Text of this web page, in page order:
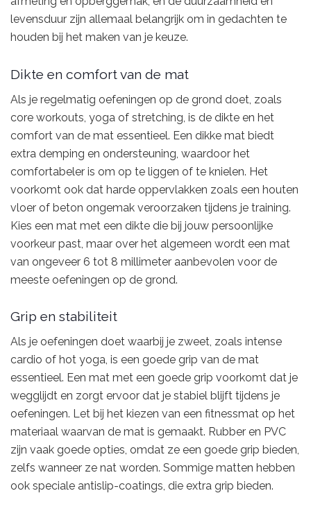
levensduur zijn allemaal belangrijk om in gedachten te
houden bij het maken van je keuze.
Dikte en comfort van de mat
Als je regelmatig oefeningen op de grond doet, zoals
core workouts, yoga of stretching, is de dikte en het
comfort van de mat essentieel. Een dikke mat biedt
extra demping en ondersteuning, waardoor het
comfortabeler is om op te liggen of te knielen. Het
voorkomt ook dat harde oppervlakken zoals een houten
vloer of beton ongemak veroorzaken tijdens je training.
Kies een mat met een dikte die bij jouw persoonlijke
voorkeur past, maar over het algemeen wordt een mat
van ongeveer 6 tot 8 millimeter aanbevolen voor de
meeste oefeningen op de grond.
Grip en stabiliteit
Als je oefeningen doet waarbij je zweet, zoals intense
cardio of hot yoga, is een goede grip van de mat
essentieel. Een mat met een goede grip voorkomt dat je
wegglijdt en zorgt ervoor dat je stabiel blijft tijdens je
oefeningen. Let bij het kiezen van een fitnessmat op het
materiaal waarvan de mat is gemaakt. Rubber en PVC
zijn vaak goede opties, omdat ze een goede grip bieden,
zelfs wanneer ze nat worden. Sommige matten hebben
ook speciale antislip-coatings, die extra grip bieden.